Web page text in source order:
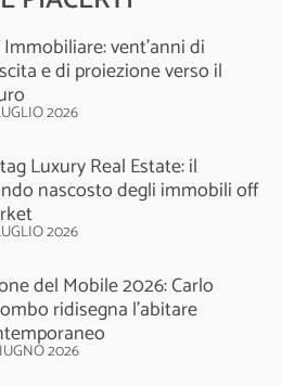
Immobiliare: vent’anni di
e di proiezione verso il
2026
Luxury Real Estate: il
nascosto degli immobili off
2026
del Mobile 2026: Carlo
ridisegna l’abitare
2026